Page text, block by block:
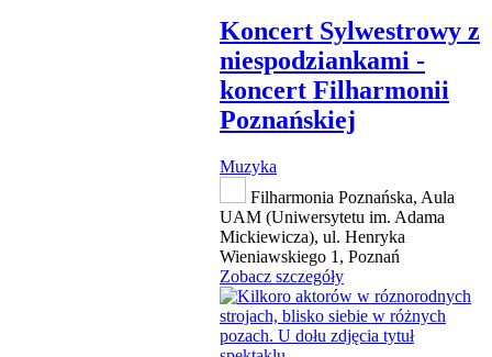
Koncert Sylwestrowy z
niespodziankami -
koncert Filharmonii
Poznańskiej
Muzyka
Filharmonia Poznańska, Aula
UAM (Uniwersytetu im. Adama
Mickiewicza), ul. Henryka
Wieniawskiego 1, Poznań
Zobacz szczegóły